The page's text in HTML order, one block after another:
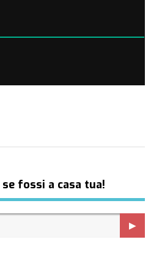
fossi a casa tua!